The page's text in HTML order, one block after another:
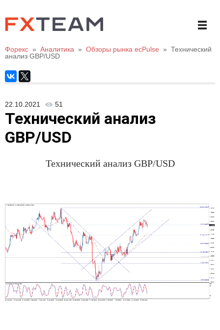
Форекс » Аналитика » Обзоры рынка ecPulse » Технический
анализ GBP/USD
22.10.2021 51
Технический анализ
GBP/USD
Технический анализ GBP/USD